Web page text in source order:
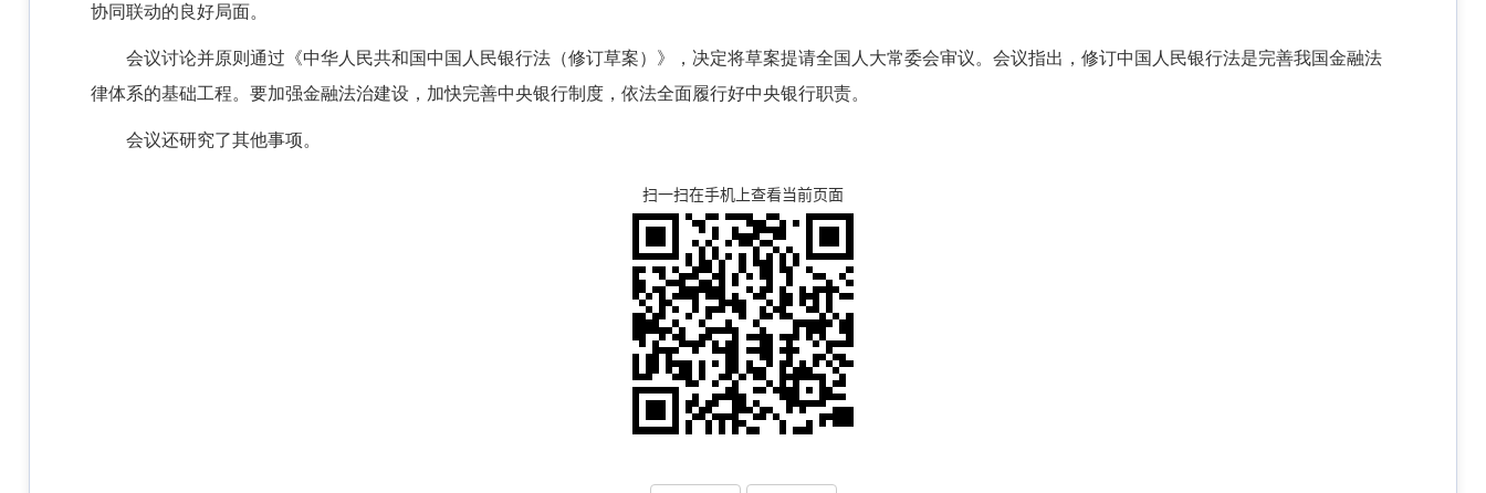
协同联动的良好局面。
会议讨论并原则通过《中华人民共和国中国人民银行法（修订草案）》，决定将草案提请全国人大常委会审议。会议指出，修订中国人民银行法是完善我国金融法
律体系的基础工程。要加强金融法治建设，加快完善中央银行制度，依法全面履行好中央银行职责。
会议还研究了其他事项。
扫一扫在手机上查看当前页面